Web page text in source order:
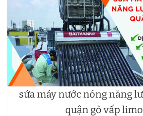
sửa máy nước nóng năng
quận gò vấp